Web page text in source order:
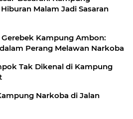
Malam Jadi Sasaran
Kampung Ambon:
Perang Melawan Narkoba
Tak Dikenal di Kampung
Narkoba di Jalan